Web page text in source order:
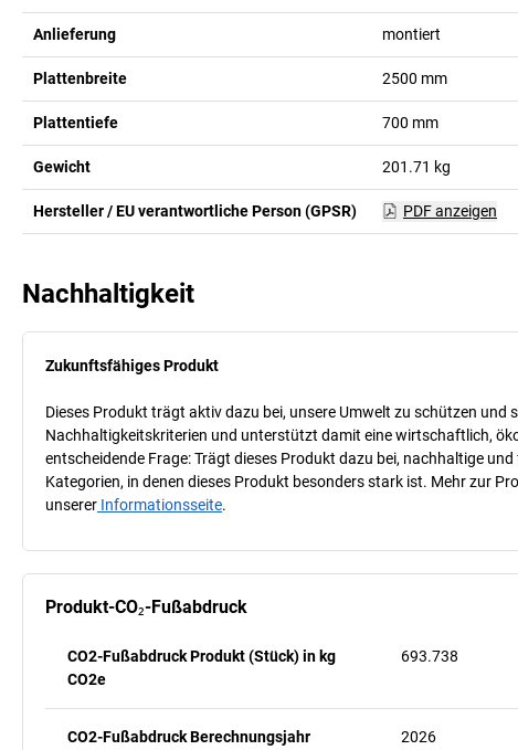
Anlieferung montiert
Plattenbreite 2500 mm
Plattentiefe 700 mm
Gewicht 201.71 kg
Hersteller / EU verantwortliche Person (GPSR) PDF anzeigen
Nachhaltigkeit
Zukunftsfähiges Produkt
Dieses Produkt trägt aktiv dazu bei, unsere Umwelt zu schützen
Nachhaltigkeitskriterien und unterstützt damit eine wirtschaftlich,
entscheidende Frage: Trägt dieses Produkt dazu bei, nachhaltige
Kategorien, in denen dieses Produkt besonders stark ist. Mehr zur
unserer Informationsseite.
Produkt-CO₂-Fußabdruck
CO2-Fußabdruck Produkt (Stück) in kg
CO2e
693.738
CO2-Fußabdruck Berechnungsjahr 2026